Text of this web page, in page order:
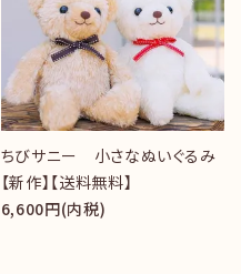
ちびサニー 小さなぬいぐるみ
【新作】【送料無料】
6,600円(内税)